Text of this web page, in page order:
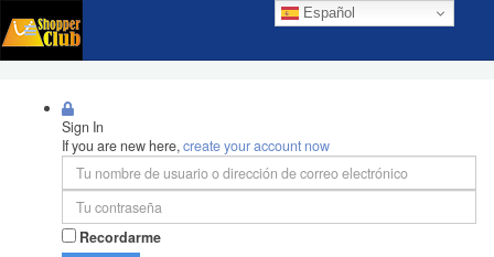
Español
Sign In
If you are new here,create your account now
Recordarme